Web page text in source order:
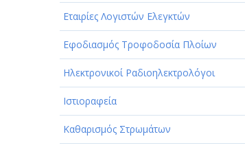
Εταιρίες Λογιστών Ελεγκτών
Εφοδιασμός Τροφοδοσία Πλοίων
Ηλεκτρονικοί Ραδιοηλεκτρολόγοι
Ιστιοραφεία
Καθαρισμός Στρωμάτων